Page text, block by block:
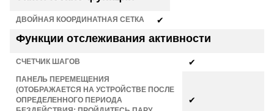
ДВОЙНАЯ КООРДИНАТНАЯ СЕТКА ✔
Функции отслеживания активности
СЧЕТЧИК ШАГОВ ✔
ПАНЕЛЬ ПЕРЕМЕЩЕНИЯ
(ОТОБРАЖАЕТСЯ НА УСТРОЙСТВЕ ПОСЛЕ
ОПРЕДЕЛЕННОГО ПЕРИОДА
✔